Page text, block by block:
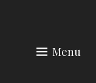
Menu